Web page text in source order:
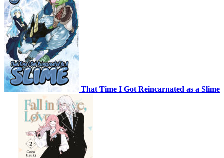
That Time I Got Reincarnated as a Slime